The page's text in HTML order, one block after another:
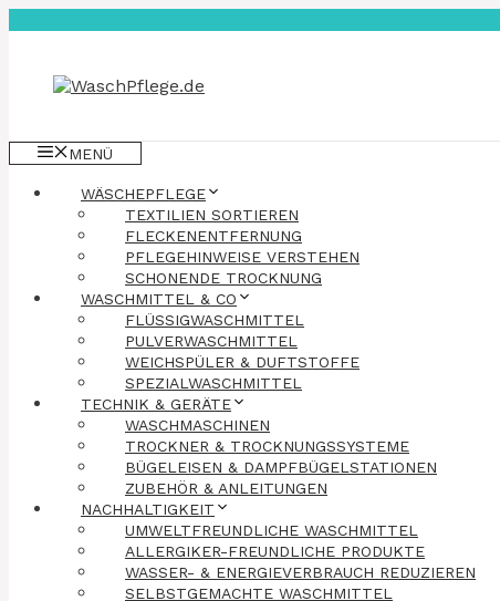
MENÜ
WÄSCHEPFLEGE
TEXTILIEN SORTIEREN
FLECKENENTFERNUNG
PFLEGEHINWEISE VERSTEHEN
SCHONENDE TROCKNUNG
WASCHMITTEL & CO
FLÜSSIGWASCHMITTEL
PULVERWASCHMITTEL
WEICHSPÜLER & DUFTSTOFFE
SPEZIALWASCHMITTEL
TECHNIK & GERÄTE
WASCHMASCHINEN
TROCKNER & TROCKNUNGSSYSTEME
BÜGELEISEN & DAMPFBÜGELSTATIONEN
ZUBEHÖR & ANLEITUNGEN
NACHHALTIGKEIT
UMWELTFREUNDLICHE WASCHMITTEL
ALLERGIKER-FREUNDLICHE PRODUKTE
WASSER- & ENERGIEVERBRAUCH REDUZIEREN
SELBSTGEMACHTE WASCHMITTEL